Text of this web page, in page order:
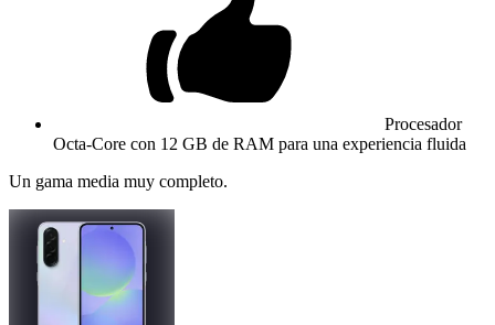
Procesador
Octa-Core con 12 GB de RAM para una experiencia fluida
Un gama media muy completo.